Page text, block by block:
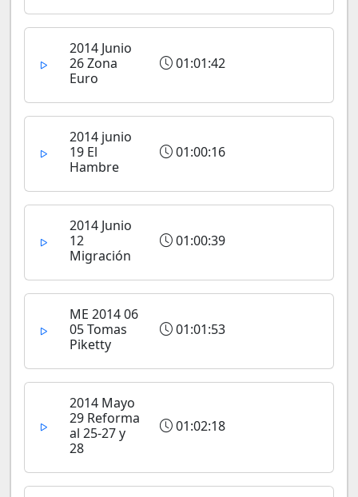
2014 Junio
26 Zona
Euro
01:01:42
2014 junio
19 El
Hambre
01:00:16
2014 Junio
12
Migración
01:00:39
ME 2014 06
05 Tomas
Piketty
01:01:53
2014 Mayo
29 Reforma
al 25-27 y
28
01:02:18